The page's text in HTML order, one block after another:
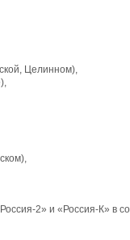
Целинном),
2» и «Россия-К» в